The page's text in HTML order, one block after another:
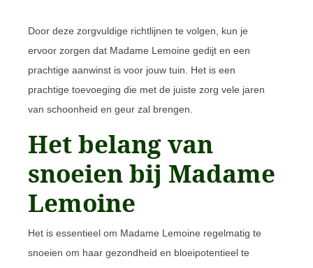
Door deze zorgvuldige richtlijnen te volgen, kun je
ervoor zorgen dat Madame Lemoine gedijt en een
prachtige aanwinst is voor jouw tuin. Het is een
prachtige toevoeging die met de juiste zorg vele jaren
van schoonheid en geur zal brengen.
Het belang van
snoeien bij Madame
Lemoine
Het is essentieel om Madame Lemoine regelmatig te
snoeien om haar gezondheid en bloeipotentieel te